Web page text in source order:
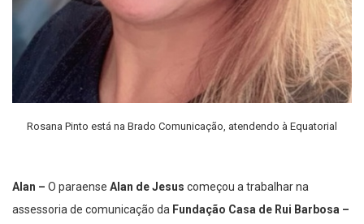
Rosana Pinto está na Brado Comunicação, atendendo à Equatorial
Alan – O paraense Alan de Jesus começou a trabalhar na
assessoria de comunicação da Fundação Casa de Rui Barbosa –